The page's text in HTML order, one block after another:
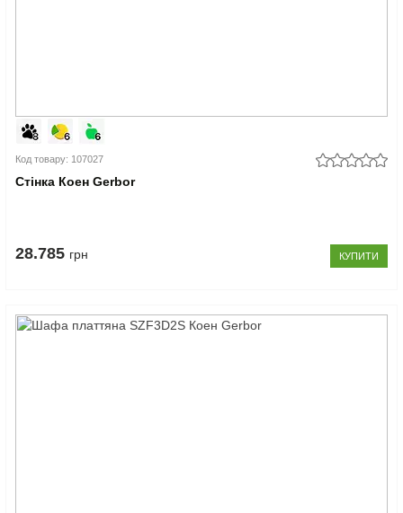
Код товару: 107027
Стінка Коен Gerbor
28.785 грн КУПИТИ